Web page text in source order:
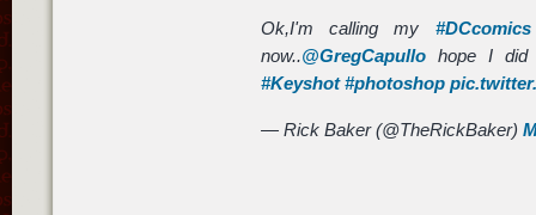
Ok,I'm calling my #DCcomics
now..@GregCapullo hope I did
#Keyshot #photoshop
— Rick Baker (@TheRickBaker)